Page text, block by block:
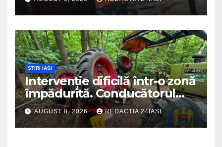
DSU a anuntat că va aplica
sancțiuni
STIRI IASI
Intervenție dificilă într-o zonă
împădurită. Conducătorul
unui tractor răsturnat, salvat
prin efortul comun al
echipajelor de intervenție
AUGUST 8, 2026 REDACTIA 24IASI